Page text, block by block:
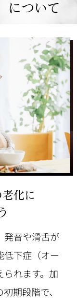
について
化に
発音や滑舌が
低下症（オー
られます。加
期段階で、